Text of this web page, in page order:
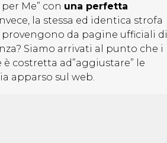
Me” con una perfetta
la stessa ed identica strofa
provengono da pagine ufficiali di
Siamo arrivati al punto che i
costretta ad”aggiustare” le
apparso sul web.